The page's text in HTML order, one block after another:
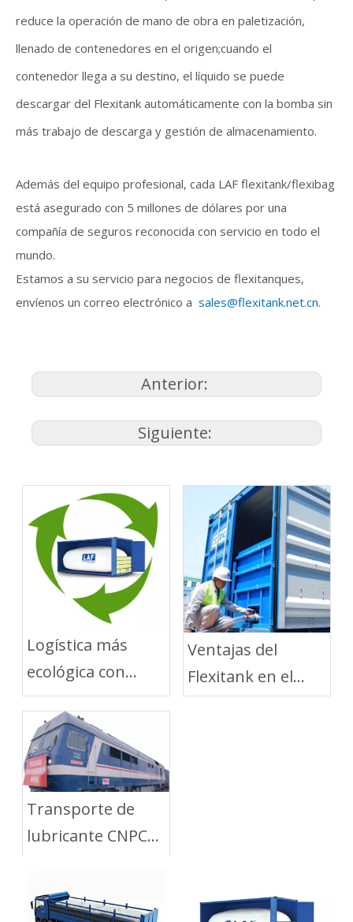
reduce la operación de mano de obra en paletización,
llenado de contenedores en el origen;cuando el
contenedor llega a su destino, el líquido se puede
descargar del Flexitank automáticamente con la bomba sin
más trabajo de descarga y gestión de almacenamiento.
Además del equipo profesional, cada LAF flexitank/flexibag
está asegurado con 5 millones de dólares por una
compañía de seguros reconocida con servicio en todo el
mundo.
Estamos a su servicio para negocios de flexitanques,
envíenos un correo electrónico a sales@flexitank.net.cn.
Anterior:
Siguiente:
Logística más
ecológica con
soluciones de
embalaje flexibles
Ventajas del
Flexitank en el
Transporte Corto
Transporte de
lubricante CNPC
por ferrocarril